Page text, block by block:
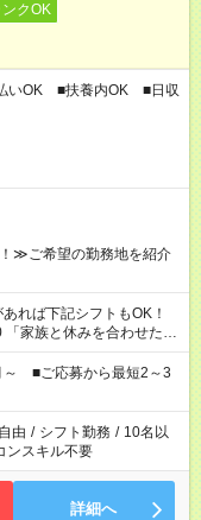
ンクOK
いOK ■扶養内OK ■日収
≫ご希望の勤務地を紹介
い」 「できれば残業はし
※Wワーク希望
時間と、もう1つのお仕事
場合は応募できません。
～ ■ご応募から最短2～3
由 / シフト勤務 / 10名以
ンスキル不要
詳細へ